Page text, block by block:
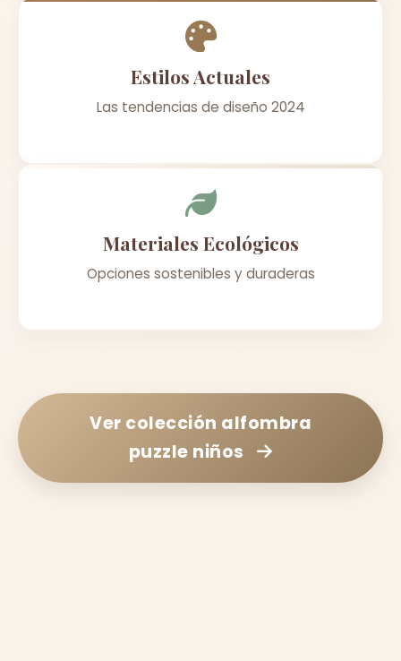
Estilos Actuales
Las tendencias de diseño 2024
Materiales Ecológicos
Opciones sostenibles y duraderas
Ver colección alfombra
puzzle niños